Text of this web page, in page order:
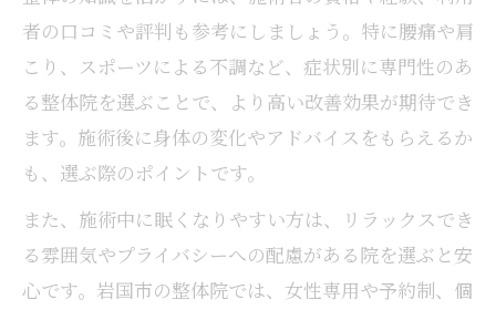
者の口コミや評判も参考にしましょう。特に腰痛や肩
こり、スポーツによる不調など、症状別に専門性のあ
る整体院を選ぶことで、より高い改善効果が期待でき
ます。施術後に身体の変化やアドバイスをもらえるか
も、選ぶ際のポイントです。
また、施術中に眠くなりやすい方は、リラックスでき
る雰囲気やプライバシーへの配慮がある院を選ぶと安
心です。岩国市の整体院では、女性専用や予約制、個